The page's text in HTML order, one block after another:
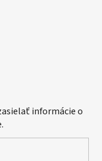
informácie o